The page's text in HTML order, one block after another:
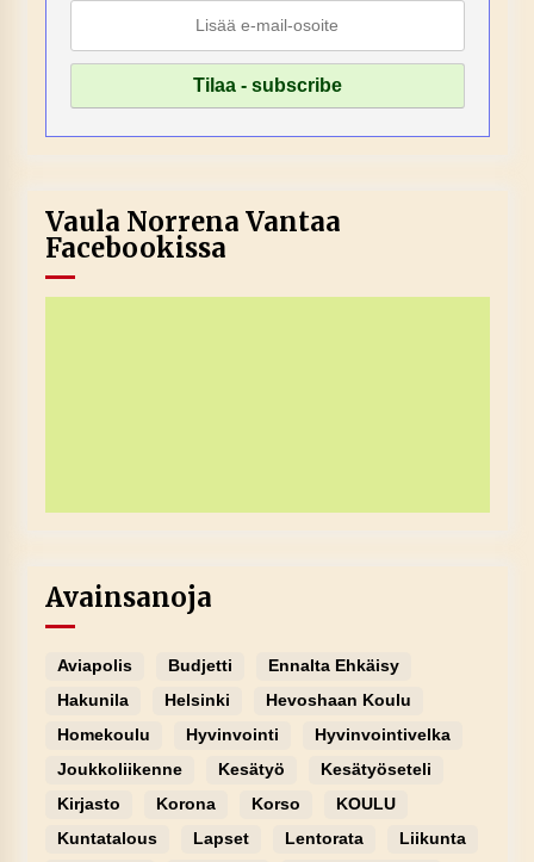
Vaula Norrena Vantaa
Facebookissa
Avainsanoja
Aviapolis Budjetti
Ennalta Ehkäisy
Hakunila
Helsinki
Hevoshaan Koulu
Homekoulu
Hyvinvointi
Hyvinvointivelka
Joukkoliikenne
Kesätyö
Kesätyöseteli
Kirjasto
Korona Korso
KOULU
Kuntatalous
Lapset Lentorata
Liikunta